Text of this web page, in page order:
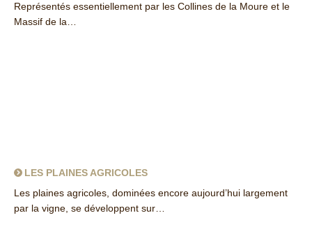
Représentés essentiellement par les Collines de la Moure et le
Massif de la…
LES PLAINES AGRICOLES
Les plaines agricoles, dominées encore aujourd’hui largement
par la vigne, se développent sur…